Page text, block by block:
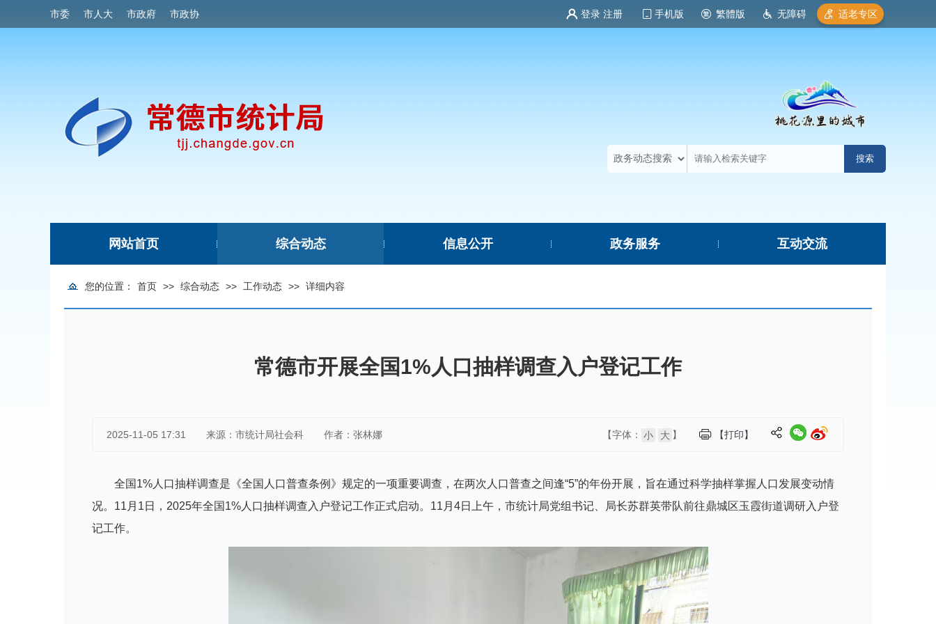
市委 市人大 市政府 市政协 登录 注册 手机版 繁體版 无障碍 适老专区
网站首页 综合动态 信息公开 政务服务 互动交流
您的位置： 首页 >> 综合动态 >> 工作动态 >> 详细内容
常德市开展全国1%人口抽样调查入户登记工作
2025-11-05 17:31 来源：市统计局社会科 作者：张林娜 【打印】
【字体： 小 大 】
全国1%人口抽样调查是《全国人口普查条例》规定的一项重要调查，在两次人口普查之间逢“5”的年份开展，旨在通过科学抽样掌握人口发展变动情
况。11月1日，2025年全国1%人口抽样调查入户登记工作正式启动。11月4日上午，市统计局党组书记、局长苏群英带队前往鼎城区玉霞街道调研入户登
记工作。